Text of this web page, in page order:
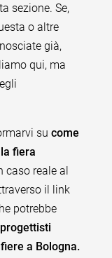
sezione. Se,
o altre
già,
qui, ma
sucome
fiera
caso reale al
il link
potrebbe
progettisti
a Bologna.